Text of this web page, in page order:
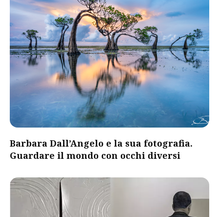
Barbara Dall’Angelo e la sua fotografia.
Guardare il mondo con occhi diversi